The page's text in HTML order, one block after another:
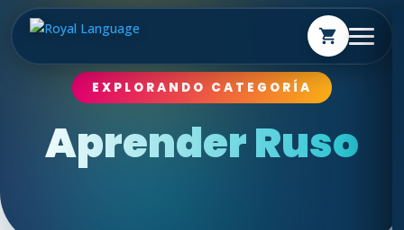
shopping_cart
EXPLORANDO CATEGORÍA
Aprender Ruso